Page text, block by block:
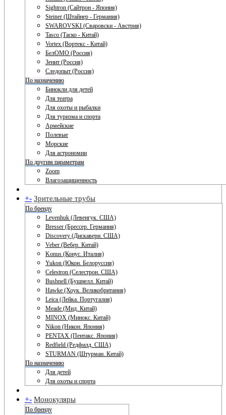
Sightron (Сайтрон - Япония)
Steiner (Штайнер - Германия)
SWAROVSKI (Сваровски - Австрия)
Tasco (Таско - Китай)
Vortex (Вортекс - Китай)
БелОМО (Россия)
Зенит (Россия)
Следопыт (Россия)
По назначению
Бинокли для детей
Для театра
Для охоты и рыбалки
Для туризма и спорта
Армейские
Полевые
Морские
Для астрономии
По другим параметрам
Zoom
Влагозащищенность
+- Зрительные трубы
По бренду
Levenhuk (Левенгук. США)
Bresser (Брессер. Германия)
Discovery (Дискавери. США)
Veber (Вебер. Китай)
Konus (Конус. Италия)
Yukon (Юкон. Белоруссия)
Celestron (Селестрон. США)
Bushnell (Бушнелл. Китай)
Hawke (Хоук. Великобритания)
Leica (Лейка. Португалия)
Meade (Мид. Китай)
MINOX (Минокс. Китай)
Nikon (Никон. Япония)
PENTAX (Пентакс. Япония)
Redfield (Редфилд. США)
STURMAN (Штурман. Китай)
По назначению
Для детей
Для охоты и спорта
+- Монокуляры
По бренду